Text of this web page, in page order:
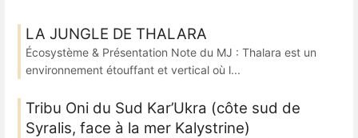
LA JUNGLE DE THALARA
Écosystème & Présentation Note du MJ : Thalara est un
environnement étouffant et vertical où l...
Tribu Oni du Sud Kar’Ukra (côte sud de
Syralis, face à la mer Kalystrine)